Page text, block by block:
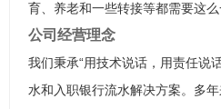
育、养老和一些转接等都需要这么
公司经营理念
我们秉承“用技术说话，用责任说
水和入职银行流水解决方案。多